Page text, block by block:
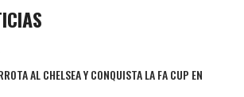
AL CHELSEA Y CONQUISTA LA FA CUP EN